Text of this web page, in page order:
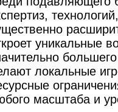
уникальные
локальные
масштаба и